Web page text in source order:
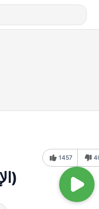
(الإذاعة الوطنية)
1457